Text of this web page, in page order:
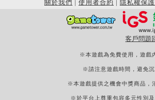
關於我們 | 使用者合約 | 隱私權保護
客戶問題
※本遊戲為免費使用，遊戲
※請注意遊戲時間，避免
※本遊戲提供之機會中獎商品，
※於平台上尊重包容多元性別